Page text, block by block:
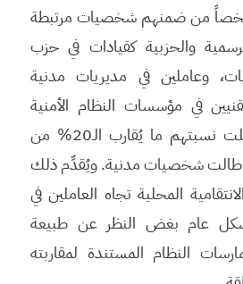
منهم بـ111 شخصاً من ضمنهم شخصيات مرتبطة
والحزبية كقيادات في حزب
وعاملين في مديريات مدنية
في مؤسسات النظام الأمنية
والعسكرية. وقد وصلت نسبتهم ما يُقارب الـ20% من
طالت شخصيات مدنية. ويُقدِّم ذلك
المحلية تجاه العاملين في
عام بغض النظر عن طبيعة
النظام المستندة لمقاربته